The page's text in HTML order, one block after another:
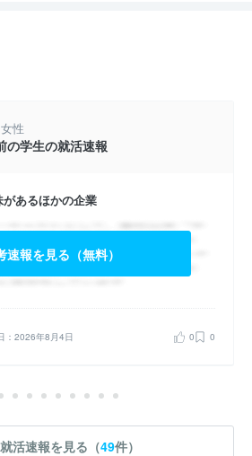
性
の学生の就活速報
あるほかの企業
速報を見る（無料）
：2026年8月4日 0 0
活速報を見る（49件）